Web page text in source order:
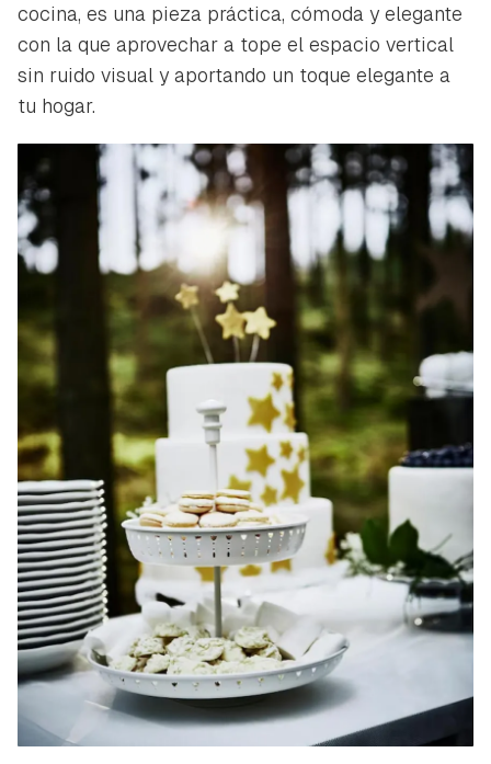
cocina, es una pieza práctica, cómoda y elegante
con la que aprovechar a tope el espacio vertical
sin ruido visual y aportando un toque elegante a
tu hogar.